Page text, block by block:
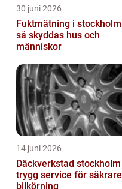
30 juni 2026
Fuktmätning i stockholm
så skyddas hus och
människor
14 juni 2026
Däckverkstad stockholm
trygg service för säkrare
bilkörning